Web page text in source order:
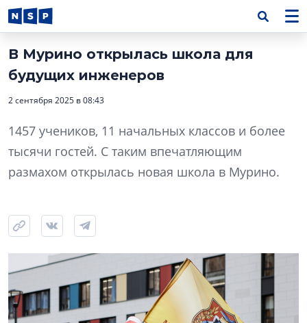
В Мурино открылась школа для
будущих инженеров
2 сентября 2025 в 08:43
1457 учеников, 11 начальных классов и более
тысячи гостей. С таким впечатляющим
размахом открылась новая школа в Мурино.